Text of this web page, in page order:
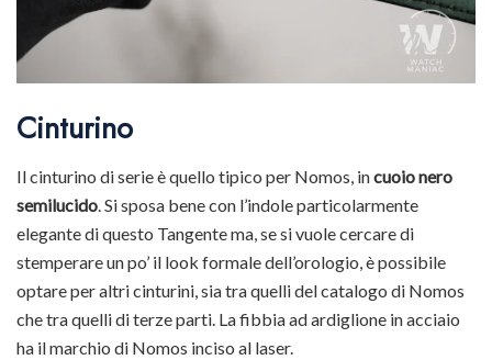
Cinturino
Il cinturino di serie è quello tipico per Nomos, incuoio nero
semilucido. Si sposa bene con l’indole particolarmente
elegante di questo Tangente ma, se si vuole cercare di
stemperare un po’ il look formale dell’orologio, è possibile
optare per altri cinturini, sia tra quelli del catalogo di Nomos
che tra quelli di terze parti. La fibbia ad ardiglione in acciaio
ha il marchio di Nomos inciso al laser.